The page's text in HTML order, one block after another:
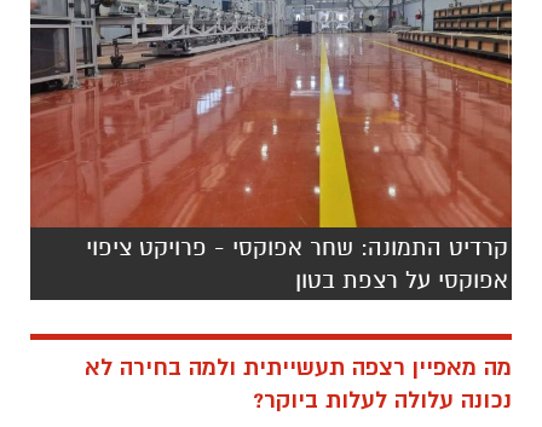
קרדיט התמונה: שחר אפוקסי - פרויקט ציפוי
אפוקסי על רצפת בטון
מה מאפיין רצפה תעשייתית ולמה בחירה לא
נכונה עלולה לעלות ביוקר?